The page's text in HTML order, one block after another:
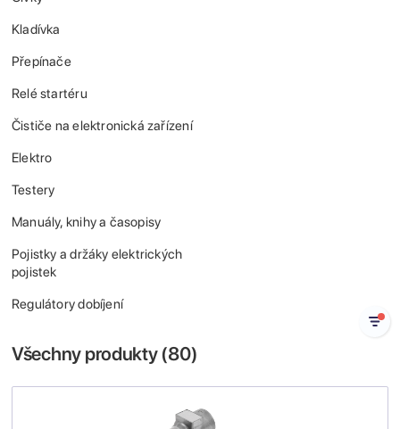
Kladívka
Přepínače
Relé startéru
Čističe na elektronická zařízení
Elektro
Testery
Manuály, knihy a časopisy
Pojistky a držáky elektrických
pojistek
Regulátory dobíjení
Všechny produkty (80)